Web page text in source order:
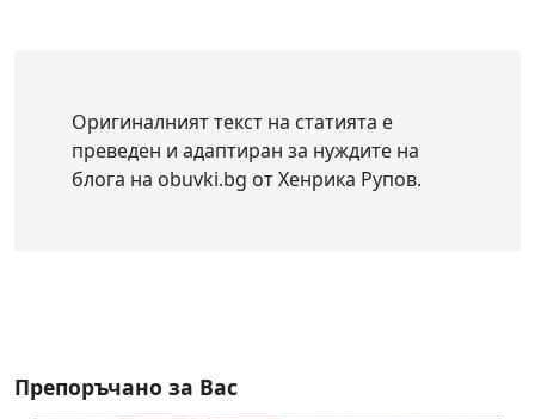
Оригиналният текст на статията е
преведен и адаптиран за нуждите на
блога на obuvki.bg от Хенрика Рупов.
Препоръчано за Вас